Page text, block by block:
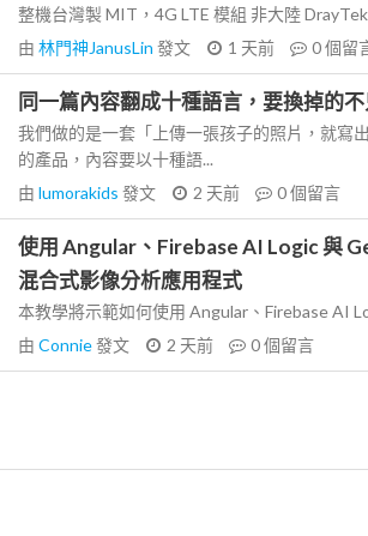
整機台灣製 MIT，4G LTE 模組 非大陸
由 林門神JanusLin 發文 1 天前 0個留
同一篇內容翻成十種語言，要換掉的
我們做的是一套「上傳一張孩子的照片，就寫
的產品，內容要以十種語...
由 lumorakids 發文 2 天前 0個留言
使用 Angular、Firebase AI Logic 與
混合式影像分析應用程式
本教學將示範如何使用 Angular、Firebase AI
由 Connie發文 2 天前 0個留言